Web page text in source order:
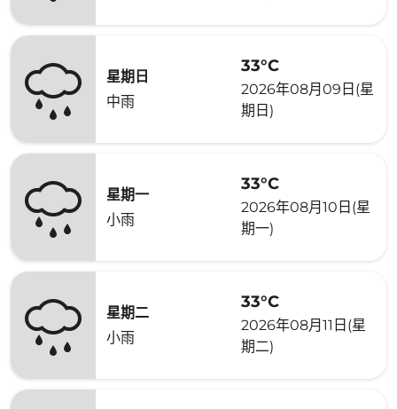
星期日
中雨
33°C
2026年08月09日(星
期日)
星期一
小雨
33°C
2026年08月10日(星
期一)
星期二
小雨
33°C
2026年08月11日(星
期二)